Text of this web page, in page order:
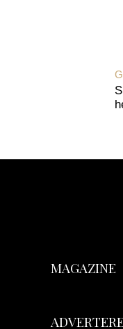
MAGAZINE